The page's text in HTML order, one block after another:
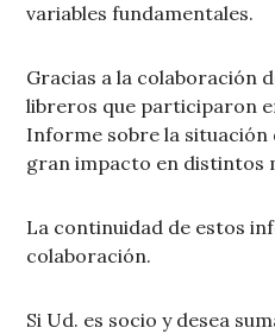
variables fundamentales.
Gracias a la colaboración
libreros que participaron
Informe sobre la
gran impacto en distintos
La continuidad de estos
colaboración.
Si Ud. es socio y desea